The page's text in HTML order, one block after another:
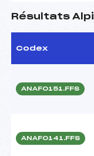
Résultats
Codex
ANAF0151.FFS
ANAF0141.FFS